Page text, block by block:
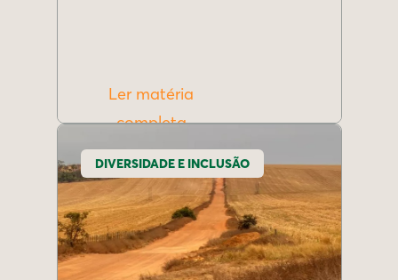
Ler matéria
completa
DIVERSIDADE E INCLUSÃO